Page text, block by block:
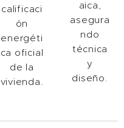
calificaci
ón
energéti
ca oficial
de la
vivienda.
aica,
asegura
ndo
técnica
y
diseño.